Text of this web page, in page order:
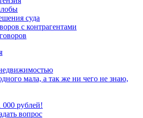
суда
с контрагентами
мала, а так же ни чего не знаю,
000 рублей!